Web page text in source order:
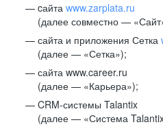
cайта www.zarplata.ru
(далее совместно —
сайта и приложения Сетка
(далее — «Сетка»);
сайта www.career.ru
(далее — «Карьера»);
CRM-системы Talantix
(далее — «Система